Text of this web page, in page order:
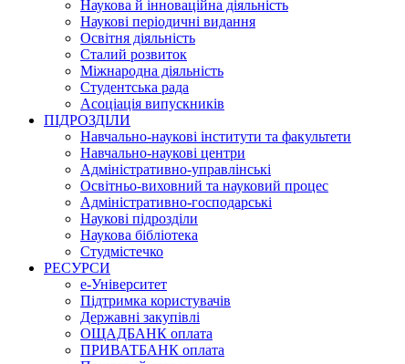
Наукова й інноваційна діяльність
Наукові періодичні видання
Освітня діяльність
Сталий розвиток
Міжнародна діяльність
Студентська рада
Асоціація випускників
ПІДРОЗДІЛИ
Навчально-наукові інститути та факультети
Навчально-наукові центри
Адміністративно-управлінські
Освітньо-виховний та науковий процес
Адміністративно-господарські
Наукові підрозділи
Наукова бібліотека
Студмістечко
РЕСУРСИ
е-Університет
Підтримка користувачів
Державні закупівлі
ОЩАДБАНК оплата
ПРИВАТБАНК оплата